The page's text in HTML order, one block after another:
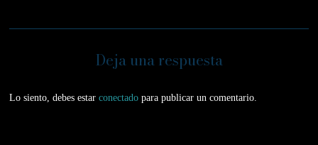
Deja una respuesta
Lo siento, debes estarconectado para publicar un comentario.